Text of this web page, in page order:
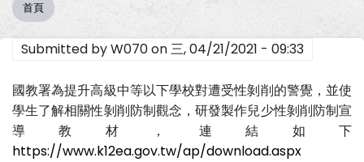
導
航
連
首頁
Submitted byW070on三, 04/21/2021 - 09:33
國教署為提升高級中等以下學校對遭受性剝削的警覺，並使
學生了解相關性剝削防制觀念，研發製作兒少性剝削防制宣
導教材，連結如下
https://www.k12ea.gov.tw/ap/download.aspx